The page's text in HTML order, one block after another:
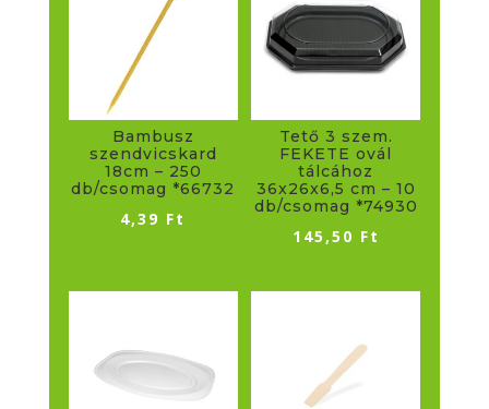
Bambusz
szendvicskard
18cm – 250
db/csomag *66732
4,39 Ft
Tető 3 szem.
FEKETE ovál
tálcához
36x26x6,5 cm – 10
db/csomag *74930
145,50 Ft